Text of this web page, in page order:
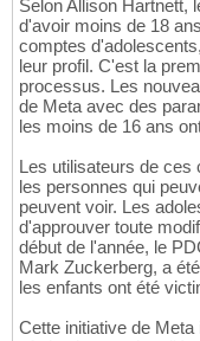
Selon Allison Hartnett,
d'avoir moins de 18
comptes
leur profil. C'est la
processus. Les
de Meta avec des
les moins de 16 ans
Les utilisateurs de ces
les personnes qui
peuvent voir. Les
d'approuver toute
début de l'année, le
Mark Zuckerberg, a
les enfants ont été
Cette initiative de